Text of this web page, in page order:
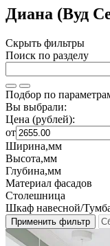
Диана (Вуд
Скрыть фильтры
Поиск по разделу
Подбор по
Вы выбрали:
Цена (рублей):
от
Ширина,мм
Высота,мм
Глубина,мм
Материал фасадов
Столешница
Шкаф навесной/